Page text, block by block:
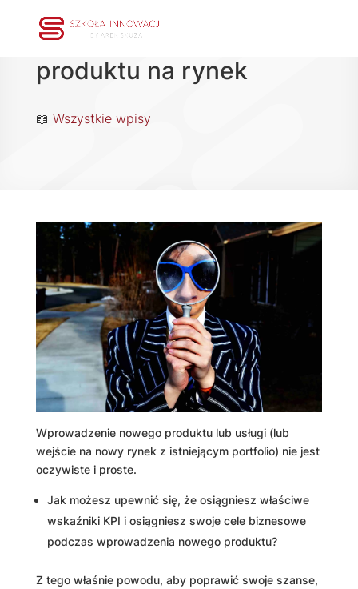
Wprowadzenie nowego
produktu na rynek
📖 Wszystkie wpisy
Wprowadzenie nowego produktu lub usługi (lub
wejście na nowy rynek z istniejącym portfolio) nie jest
oczywiste i proste.
Jak możesz upewnić się, że osiągniesz właściwe
wskaźniki KPI i osiągniesz swoje cele biznesowe
podczas wprowadzenia nowego produktu?
Z tego właśnie powodu, aby poprawić swoje szanse,